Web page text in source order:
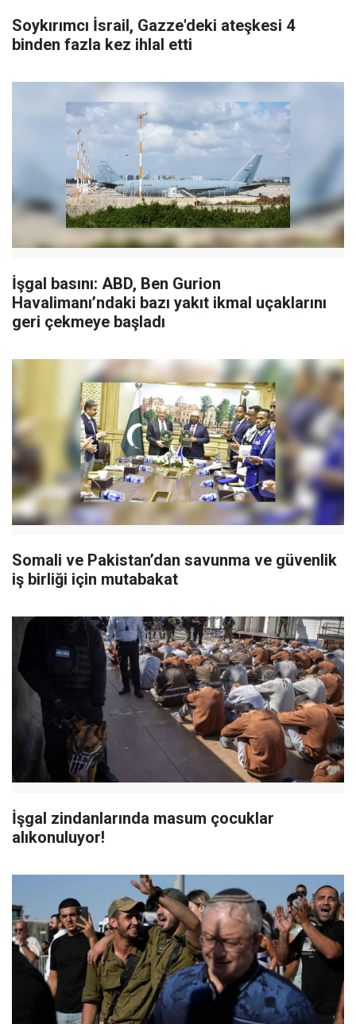
Soykırımcı İsrail, Gazze'deki ateşkesi 4
binden fazla kez ihlal etti
İşgal basını: ABD, Ben Gurion
Havalimanı’ndaki bazı yakıt ikmal uçaklarını
geri çekmeye başladı
Somali ve Pakistan’dan savunma ve güvenlik
iş birliği için mutabakat
İşgal zindanlarında masum çocuklar
alıkonuluyor!